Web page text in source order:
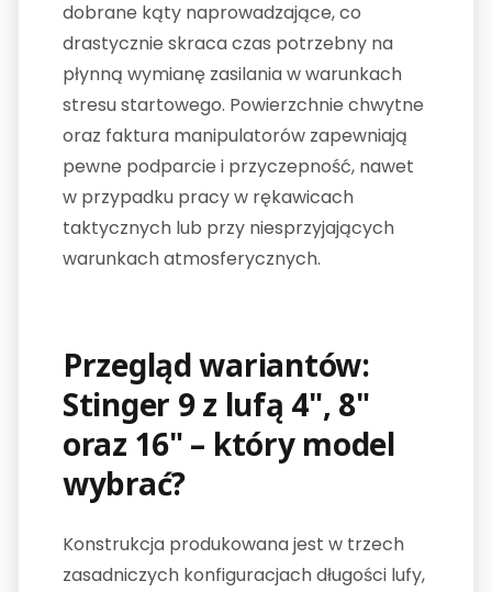
dobrane kąty naprowadzające, co
drastycznie skraca czas potrzebny na
płynną wymianę zasilania w warunkach
stresu startowego. Powierzchnie chwytne
oraz faktura manipulatorów zapewniają
pewne podparcie i przyczepność, nawet
w przypadku pracy w rękawicach
taktycznych lub przy niesprzyjających
warunkach atmosferycznych.
Przegląd wariantów:
Stinger 9 z lufą 4", 8"
oraz 16" – który model
wybrać?
Konstrukcja produkowana jest w trzech
zasadniczych konfiguracjach długości lufy,